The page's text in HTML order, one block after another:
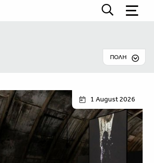
ΠΟΛΗ
1 August 2026